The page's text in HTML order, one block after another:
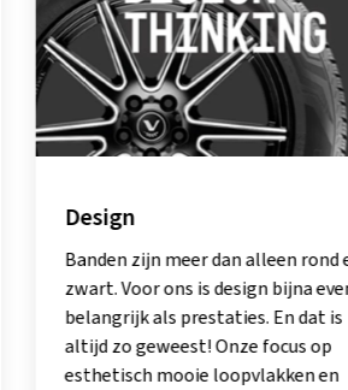
Design
Banden zijn meer dan alleen rond en
zwart. Voor ons is design bijna even
belangrijk als prestaties. En dat is
altijd zo geweest! Onze focus op
esthetisch mooie loopvlakken en